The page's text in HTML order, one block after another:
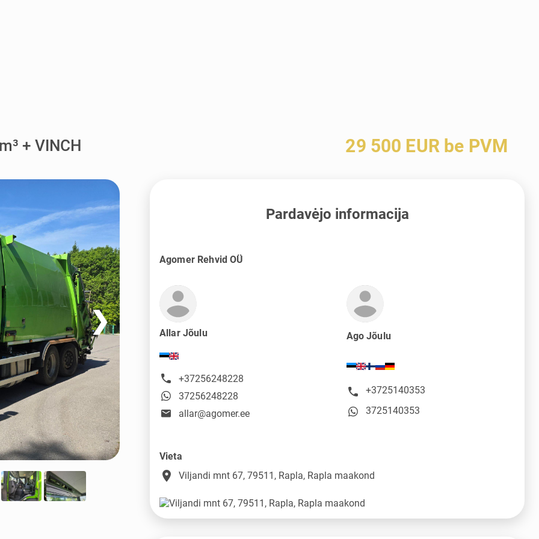
+ VINCH 29 500 EUR be PVM
❯
Pardavėjo informacija
Agomer Rehvid OÜ
Allar Jõulu
+37256248228
37256248228
allar@agomer.ee
Ago Jõulu
+3725140353
3725140353
Vieta
place Viljandi mnt 67, 79511, Rapla, Rapla maakond